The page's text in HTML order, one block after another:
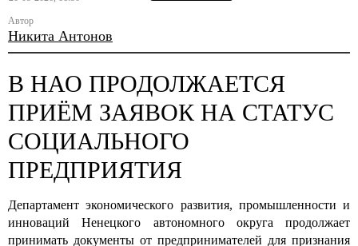
Автор
Никита Антонов
В НАО ПРОДОЛЖАЕТСЯ
ПРИЁМ ЗАЯВОК НА СТАТУС
СОЦИАЛЬНОГО
ПРЕДПРИЯТИЯ
Департамент экономического развития, промышленности и
инноваций Ненецкого автономного округа продолжает
принимать документы от предпринимателей для признания